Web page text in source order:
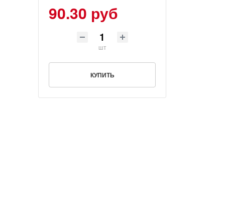
90.30 руб
шт
КУПИТЬ